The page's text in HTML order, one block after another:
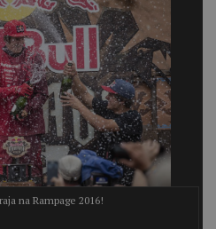
na Rampage 2016!